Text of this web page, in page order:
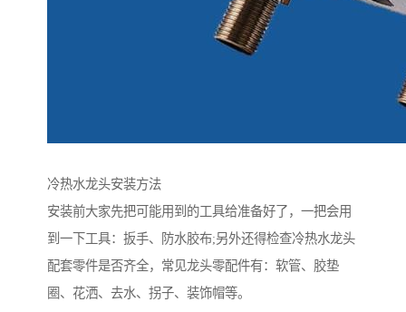
冷热水龙头安装方法
安装前大家先把可能用到的工具给准备好了，一把会用
到一下工具：扳手、防水胶布;另外还得检查冷热水龙头
配套零件是否齐全，常见龙头零配件有：软管、胶垫
圈、花洒、去水、拐子、装饰帽等。